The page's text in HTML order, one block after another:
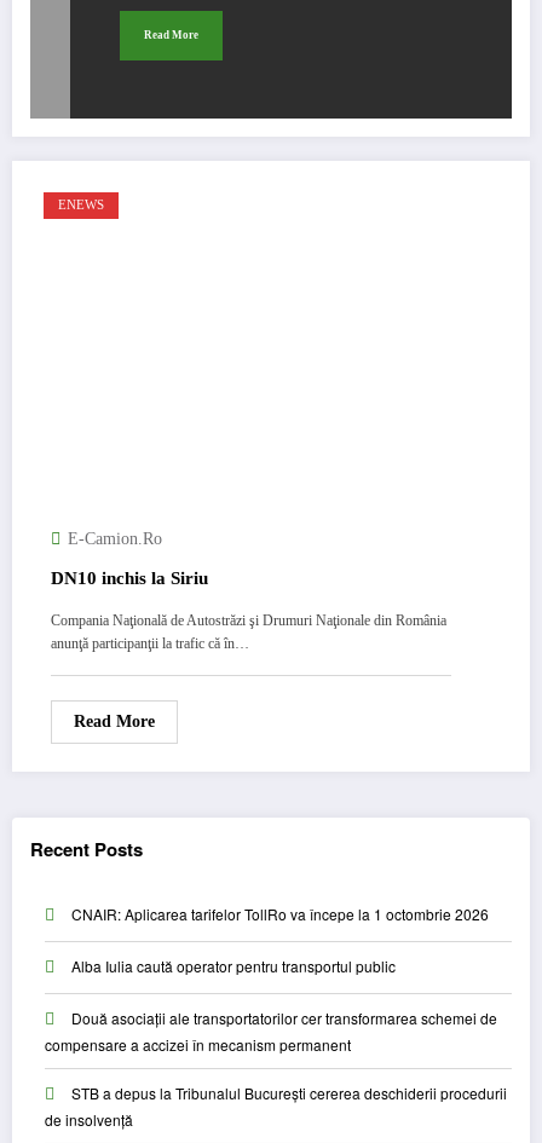
Read More
ENEWS
E-Camion.ro
DN10 inchis la Siriu
Compania Naţională de Autostrăzi şi Drumuri Naţionale din România
anunţă participanţii la trafic că în…
Read More
Recent Posts
CNAIR: Aplicarea tarifelor TollRo va începe la 1 octombrie 2026
Alba Iulia caută operator pentru transportul public
Două asociații ale transportatorilor cer transformarea schemei de
compensare a accizei în mecanism permanent
STB a depus la Tribunalul București cererea deschiderii procedurii
de insolvență